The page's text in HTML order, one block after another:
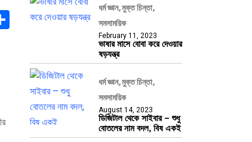
Share
ধর্ম জ্ঞান মুক্ত চিন্তা
সমসাময়িক
February 11, 2023
ভাষার মাসে বোবা করে দেওয়ার
ষড়যন্ত্র
ধর্ম জ্ঞান মুক্ত চিন্তা
সমসাময়িক
August 14, 2023
ডিজিটাল থেকে সাইবার – শুধু
বোতলের নাম বদল, বিষ একই